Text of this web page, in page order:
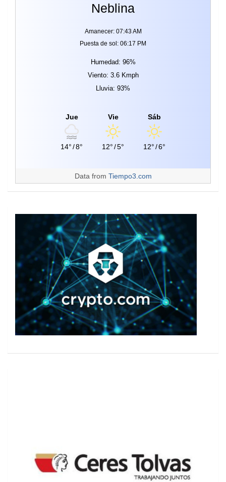
Neblina
Amanecer: 07:43 AM
Puesta de sol: 06:17 PM
Humedad: 96%
Viento: 3.6 Kmph
Lluvia: 93%
Jue
14°/8°
Vie
12°/5°
Sáb
12°/6°
Data from Tiempo3.com